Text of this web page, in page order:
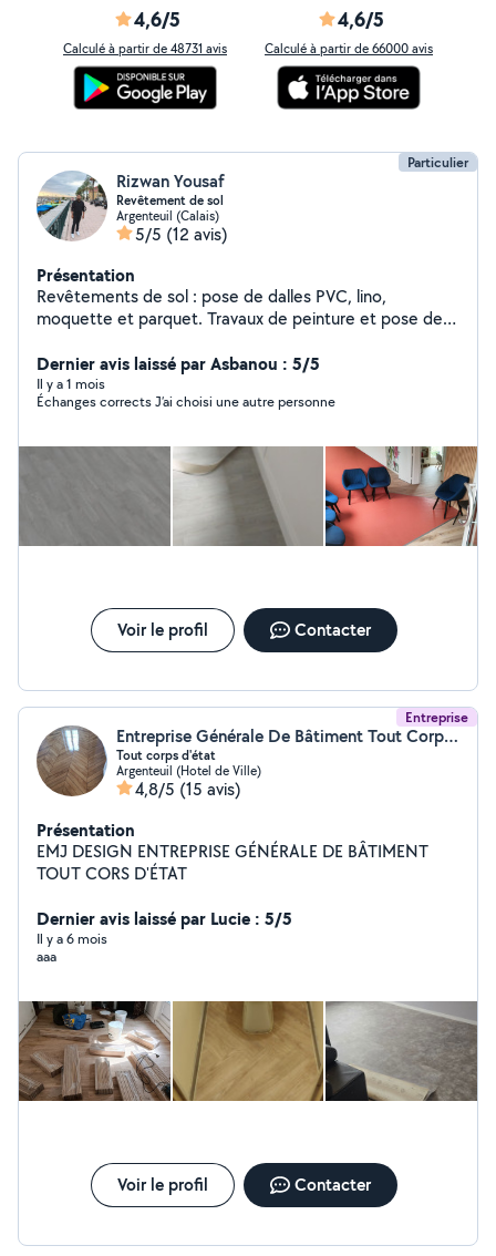
4,6/5
Calculé à partir de 48731 avis
4,6/5
Calculé à partir de 66000 avis
Particulier
Rizwan Yousaf
Revêtement de sol
Argenteuil (Calais)
5/5 (12 avis)
Présentation
Revêtements de sol : pose de dalles PVC, lino,
moquette et parquet. Travaux de peinture et pose de
Dernier avis laissé par Asbanou : 5/5
Il y a 1 mois
Échanges corrects J’ai choisi une autre personne
Voir le profil Contacter
Entreprise
Entreprise Générale De Bâtiment Tout Corps D'état
Tout corps d'état
Argenteuil (Hotel de Ville)
4,8/5 (15 avis)
Présentation
EMJ DESIGN ENTREPRISE GÉNÉRALE DE BÂTIMENT
TOUT CORS D'ÉTAT
Dernier avis laissé par Lucie : 5/5
Il y a 6 mois
aaa
Voir le profil Contacter